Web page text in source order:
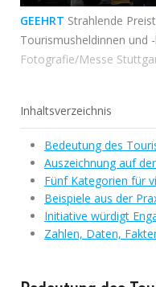
GEEHRT Strahlende
Tourismusheldinnen und
Fotografie/Messe
Inhaltsverzeichnis
Bedeutung des
Auszeichnung auf
Fünf Kategorien für
Beispiele aus der
Initiative würdigt
Zahlen, Daten,